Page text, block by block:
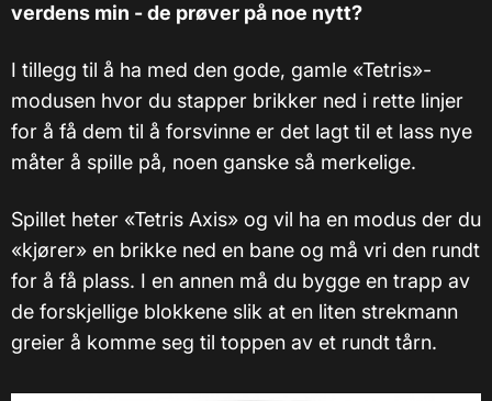
verdens min - de prøver på noe nytt?
I tillegg til å ha med den gode, gamle «Tetris»-
modusen hvor du stapper brikker ned i rette linjer
for å få dem til å forsvinne er det lagt til et lass nye
måter å spille på, noen ganske så merkelige.
Spillet heter «Tetris Axis» og vil ha en modus der du
«kjører» en brikke ned en bane og må vri den rundt
for å få plass. I en annen må du bygge en trapp av
de forskjellige blokkene slik at en liten strekmann
greier å komme seg til toppen av et rundt tårn.